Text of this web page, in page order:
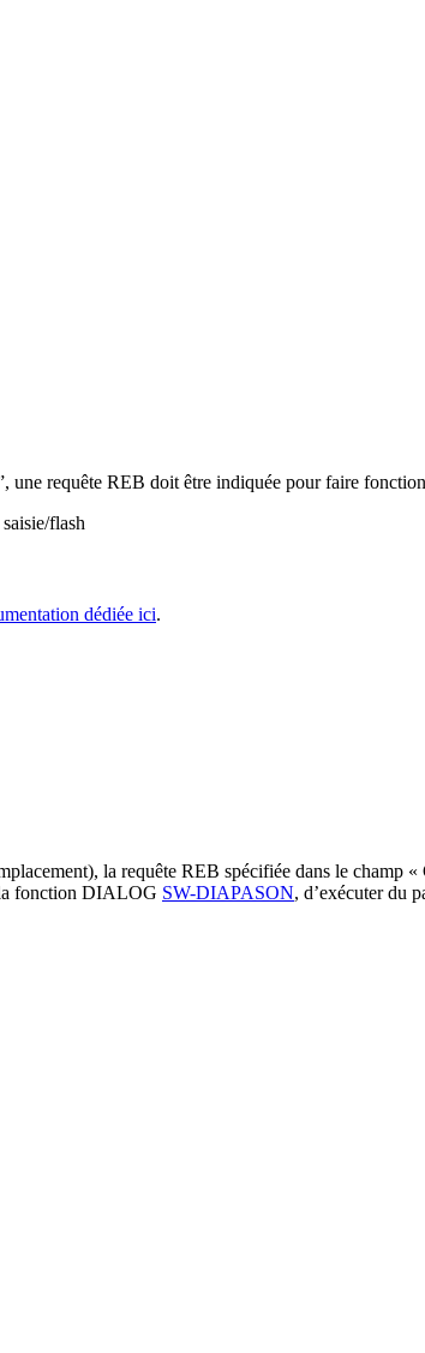
une requête REB doit être indiquée pour faire
flash
dédiée ici.
la requête REB spécifiée dans le champ
la fonction DIALOG SW-DIAPASON, d’exécuter du